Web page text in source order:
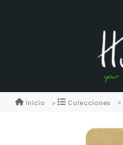
Inicio Colecciones